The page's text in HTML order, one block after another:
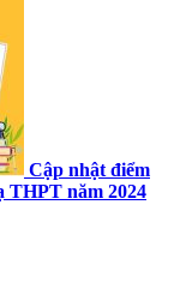
Cập nhật điểm
THPT năm 2024